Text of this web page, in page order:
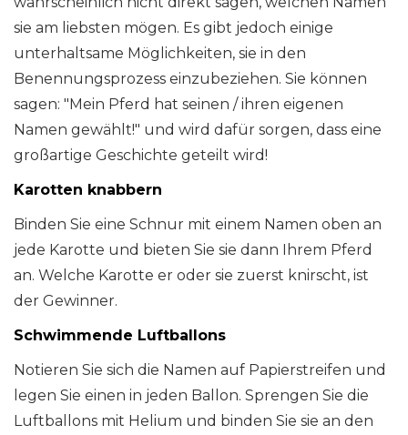
sie am liebsten mögen. Es gibt jedoch einige
unterhaltsame Möglichkeiten, sie in den
Benennungsprozess einzubeziehen. Sie können
sagen: "Mein Pferd hat seinen / ihren eigenen
Namen gewählt!" und wird dafür sorgen, dass eine
großartige Geschichte geteilt wird!
Karotten knabbern
Binden Sie eine Schnur mit einem Namen oben an
jede Karotte und bieten Sie sie dann Ihrem Pferd
an. Welche Karotte er oder sie zuerst knirscht, ist
der Gewinner.
Schwimmende Luftballons
Notieren Sie sich die Namen auf Papierstreifen und
legen Sie einen in jeden Ballon. Sprengen Sie die
Luftballons mit Helium und binden Sie sie an den